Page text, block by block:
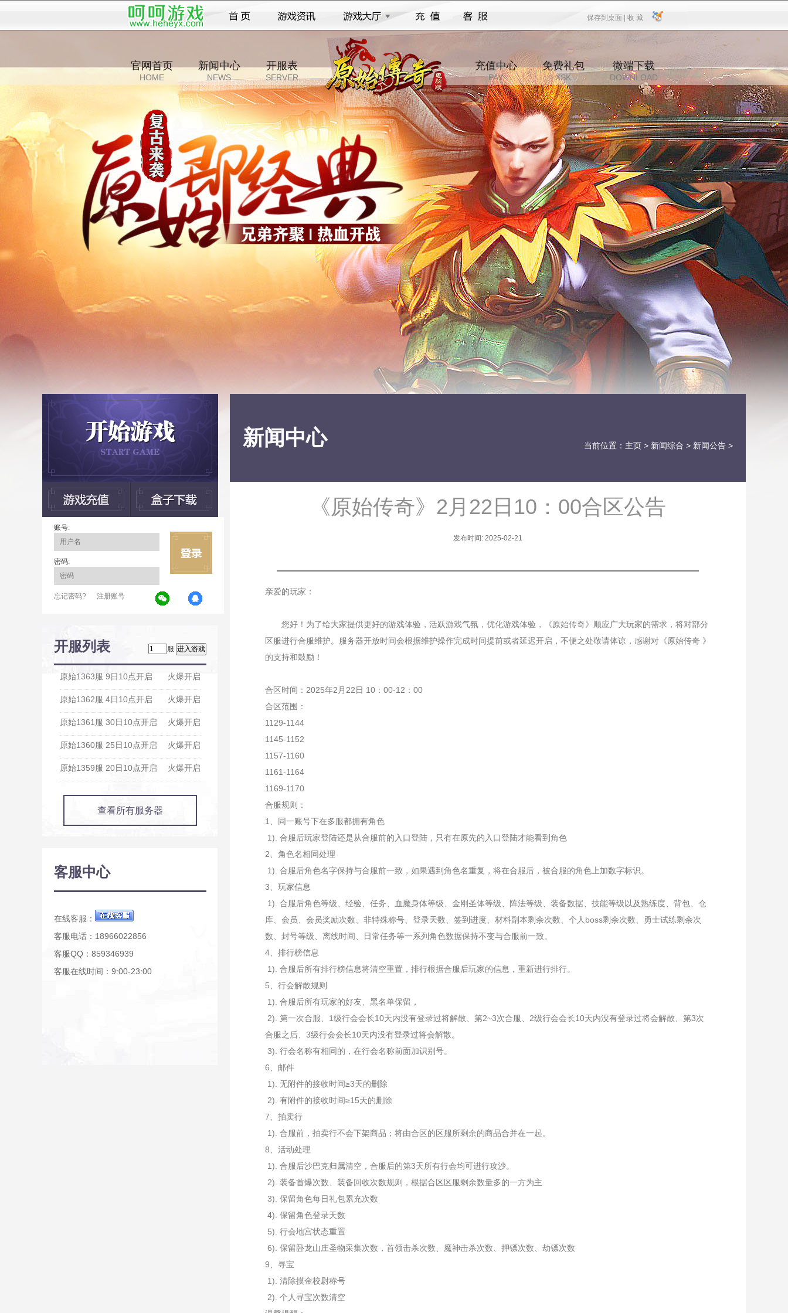
保存到桌面 |
保存到桌面 收 藏
收 藏
官网首页
HOME
新闻中心
NEWS
开服表
SERVER
充值中心
PAY
免费礼包
XSK
微端下载
DOWNLOAD
账号:
密码:
忘记密码? 注册账号
开服列表 服
火爆开启
原始1363服 9日10点开启
火爆开启
原始1362服 4日10点开启
火爆开启
原始1361服 30日10点开启
火爆开启
原始1360服 25日10点开启
火爆开启
原始1359服 20日10点开启
查看所有服务器
客服中心
在线客服：
客服电话：18966022856
客服QQ：859346939
客服在线时间：9:00-23:00
新闻中心 当前位置： 主页 > 新闻综合 > 新闻公告 >
《原始传奇》2月22日10：00合区公告
发布时间: 2025-02-21
亲爱的玩家：
您好！为了给大家提供更好的游戏体验，活跃游戏气氛，优化游戏体验，《原始传奇》顺应广大玩家的需求，将对部分
区服进行合服维护。服务器开放时间会根据维护操作完成时间提前或者延迟开启，不便之处敬请体谅，感谢对《原始传奇 》
的支持和鼓励！
合区时间：2025年2月22日 10：00-12：00
合区范围：
1129-1144
1145-1152
1157-1160
1161-1164
1169-1170
合服规则：
1、同一账号下在多服都拥有角色
1). 合服后玩家登陆还是从合服前的入口登陆，只有在原先的入口登陆才能看到角色
2、角色名相同处理
1). 合服后角色名字保持与合服前一致，如果遇到角色名重复，将在合服后，被合服的角色上加数字标识。
3、玩家信息
1). 合服后角色等级、经验、任务、血魔身体等级、金刚圣体等级、阵法等级、装备数据、技能等级以及熟练度、背包、仓
库、会员、会员奖励次数、非特殊称号、登录天数、签到进度、材料副本剩余次数、个人boss剩余次数、勇士试练剩余次
数、封号等级、离线时间、日常任务等一系列角色数据保持不变与合服前一致。
4、排行榜信息
1). 合服后所有排行榜信息将清空重置，排行根据合服后玩家的信息，重新进行排行。
5、行会解散规则
1). 合服后所有玩家的好友、黑名单保留，
2). 第一次合服、1级行会会长10天内没有登录过将解散、第2~3次合服、2级行会会长10天内没有登录过将会解散、第3次
合服之后、3级行会会长10天内没有登录过将会解散。
3). 行会名称有相同的，在行会名称前面加识别号。
6、邮件
1). 无附件的接收时间≥3天的删除
2). 有附件的接收时间≥15天的删除
7、拍卖行
1). 合服前，拍卖行不会下架商品；将由合区的区服所剩余的商品合并在一起。
8、活动处理
1). 合服后沙巴克归属清空，合服后的第3天所有行会均可进行攻沙。
2). 装备首爆次数、装备回收次数规则，根据合区区服剩余数量多的一方为主
3). 保留角色每日礼包累充次数
4). 保留角色登录天数
5). 行会地宫状态重置
6). 保留卧龙山庄圣物采集次数，首领击杀次数、魔神击杀次数、押镖次数、劫镖次数
9、寻宝
1). 清除摸金校尉称号
2). 个人寻宝次数清空